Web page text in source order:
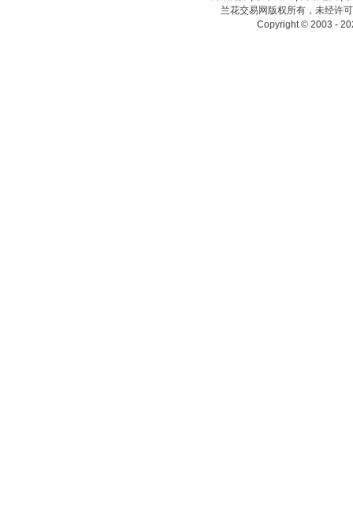
兰花交易网版权所有，未经许
Copyright © 2003 -